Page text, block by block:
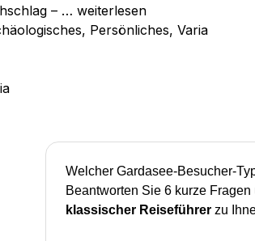
– … weiterlesen
, Persönliches, Varia
Welcher Gardasee-Besucher-
Beantworten Sie 6 kurze
klassischer Reiseführer zu